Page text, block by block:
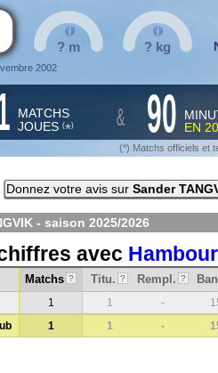
2002
? m ? kg
MATCHS
JOUES (*) & 90
EN
(*) Matchs officiels et
Donnez votre avis sur Sander
- saison 2025/2026
avec
Matchs ? Titu. ? Rempl. ?
1 1 -
1 1 -